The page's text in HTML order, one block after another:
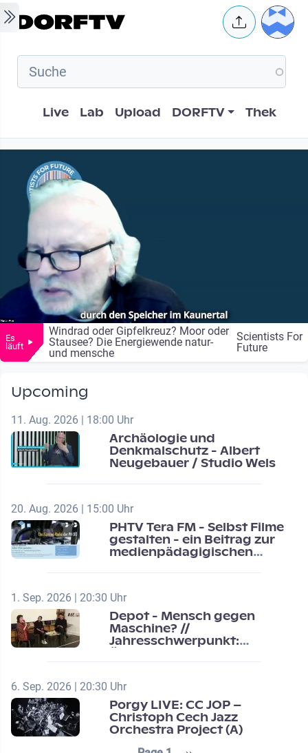
Skip to main content User
Hauptnavigation
Live Lab Upload DORFTV Thek
Es
läuft
Windrad oder Gipfelkreuz? Moor oder
Stausee? Die Energiewende natur-
und mensche
Scientists For
Future
Upcoming
11. Aug. 2026 | 18:00 Uhr
Archäologie und
Denkmalschutz - Albert
Neugebauer / Studio Wels
20. Aug. 2026 | 15:00 Uhr
PHTV Tera FM - Selbst Filme
gestalten - ein Beitrag zur
medienpädagigischen
1. Sep. 2026 | 20:30 Uhr
Depot - Mensch gegen
Maschine? //
Jahresschwerpunkt:
6. Sep. 2026 | 20:30 Uhr
Porgy LIVE: CC JOP –
Christoph Cech Jazz
Orchestra Project (A)